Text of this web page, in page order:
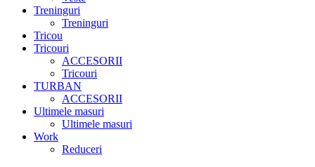
Treninguri
Treninguri
Tricou
Tricouri
ACCESORII
Tricouri
TURBAN
ACCESORII
Ultimele masuri
Ultimele masuri
Work
Reduceri